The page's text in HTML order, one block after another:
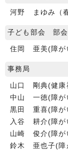
河野 まゆみ（
子ども部会 部
住岡 亜美(障が
事務局
山口 剛典(健康
中山 一徳(障が
黒田 重喜(障が
入谷 耕介(障が
山崎 俊介(障が
鈴木 亜也子(障